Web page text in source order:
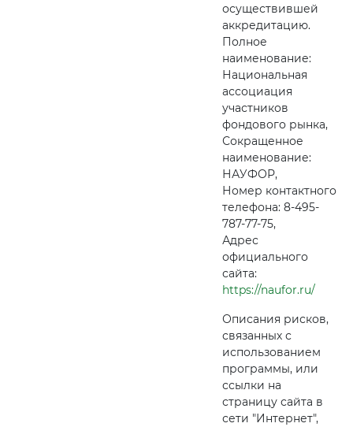
осуществившей
аккредитацию.
Полное
наименование:
Национальная
ассоциация
участников
фондового рынка,
Сокращенное
наименование:
НАУФОР,
Номер контактного
телефона: 8-495-
787-77-75,
Адрес
официального
сайта:
https://naufor.ru/
Описания рисков,
связанных с
использованием
программы, или
ссылки на
страницу сайта в
сети "Интернет",